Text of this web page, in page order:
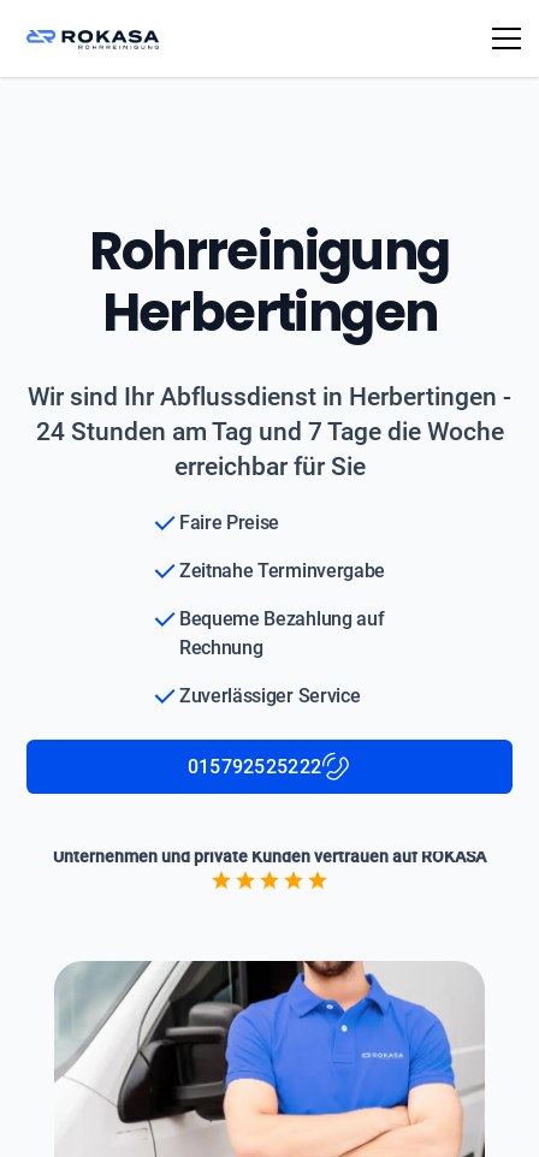
Rohrreinigung
Herbertingen
Wir sind Ihr Abflussdienst in Herbertingen -
24 Stunden am Tag und 7 Tage die Woche
erreichbar für Sie
Faire Preise
Zeitnahe Terminvergabe
Bequeme Bezahlung auf
Rechnung
Zuverlässiger Service
015792525222
Unternehmen und private Kunden vertrauen auf ROKASA